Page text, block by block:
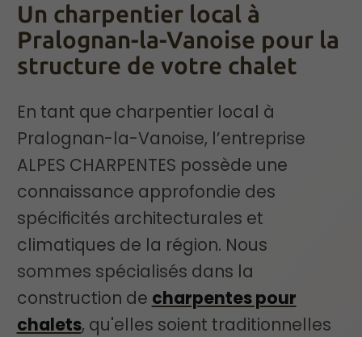
Un charpentier local à
Pralognan-la-Vanoise pour la
structure de votre chalet
En tant que charpentier local à
Pralognan-la-Vanoise, l’entreprise
ALPES CHARPENTES possède une
connaissance approfondie des
spécificités architecturales et
climatiques de la région. Nous
sommes spécialisés dans la
construction de charpentes pour
chalets, qu'elles soient traditionnelles